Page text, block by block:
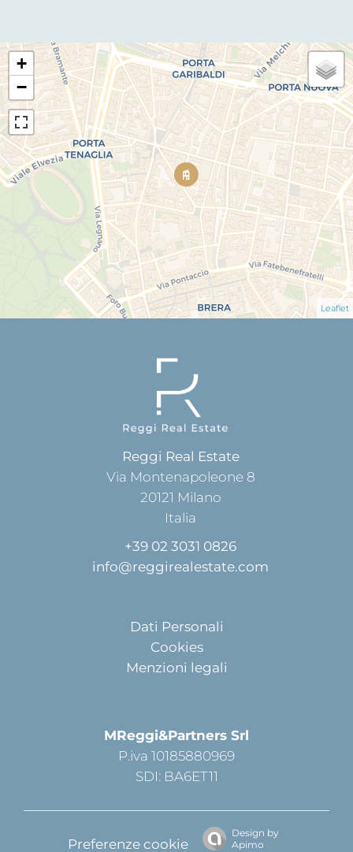
+
−
Leaflet
Reggi Real Estate
Via Montenapoleone 8
20121 Milano
Italia
+39 02 3031 0826
info@reggirealestate.com
Dati Personali
Cookies
Menzioni legali
MReggi&Partners Srl
P.iva 10185880969
SDI: BA6ET11
Preferenze cookie
Design by
Apimo